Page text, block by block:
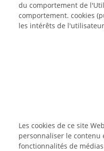
du comportement de
comportement. cookies
les intérêts de
Les cookies de ce site
personnaliser le
fonctionnalités de